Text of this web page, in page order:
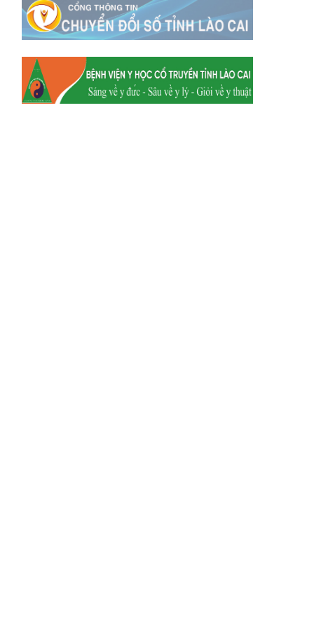
Xã Mường
Hum
Xã Dền Sáng
Xã Trịnh Tường
Xã Nậm Chày
Xã Bản Xèo
Xã Bát Xát